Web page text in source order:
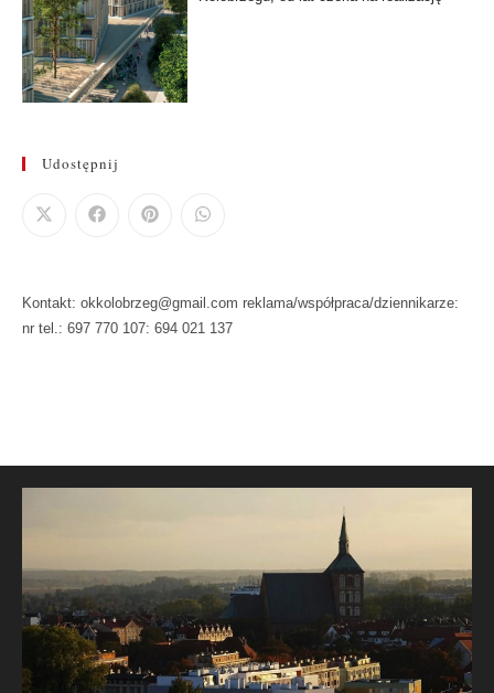
Udostępnij
Kontakt: okkolobrzeg@gmail.com reklama/współpraca/dziennikarze:
nr tel.: 697 770 107: 694 021 137